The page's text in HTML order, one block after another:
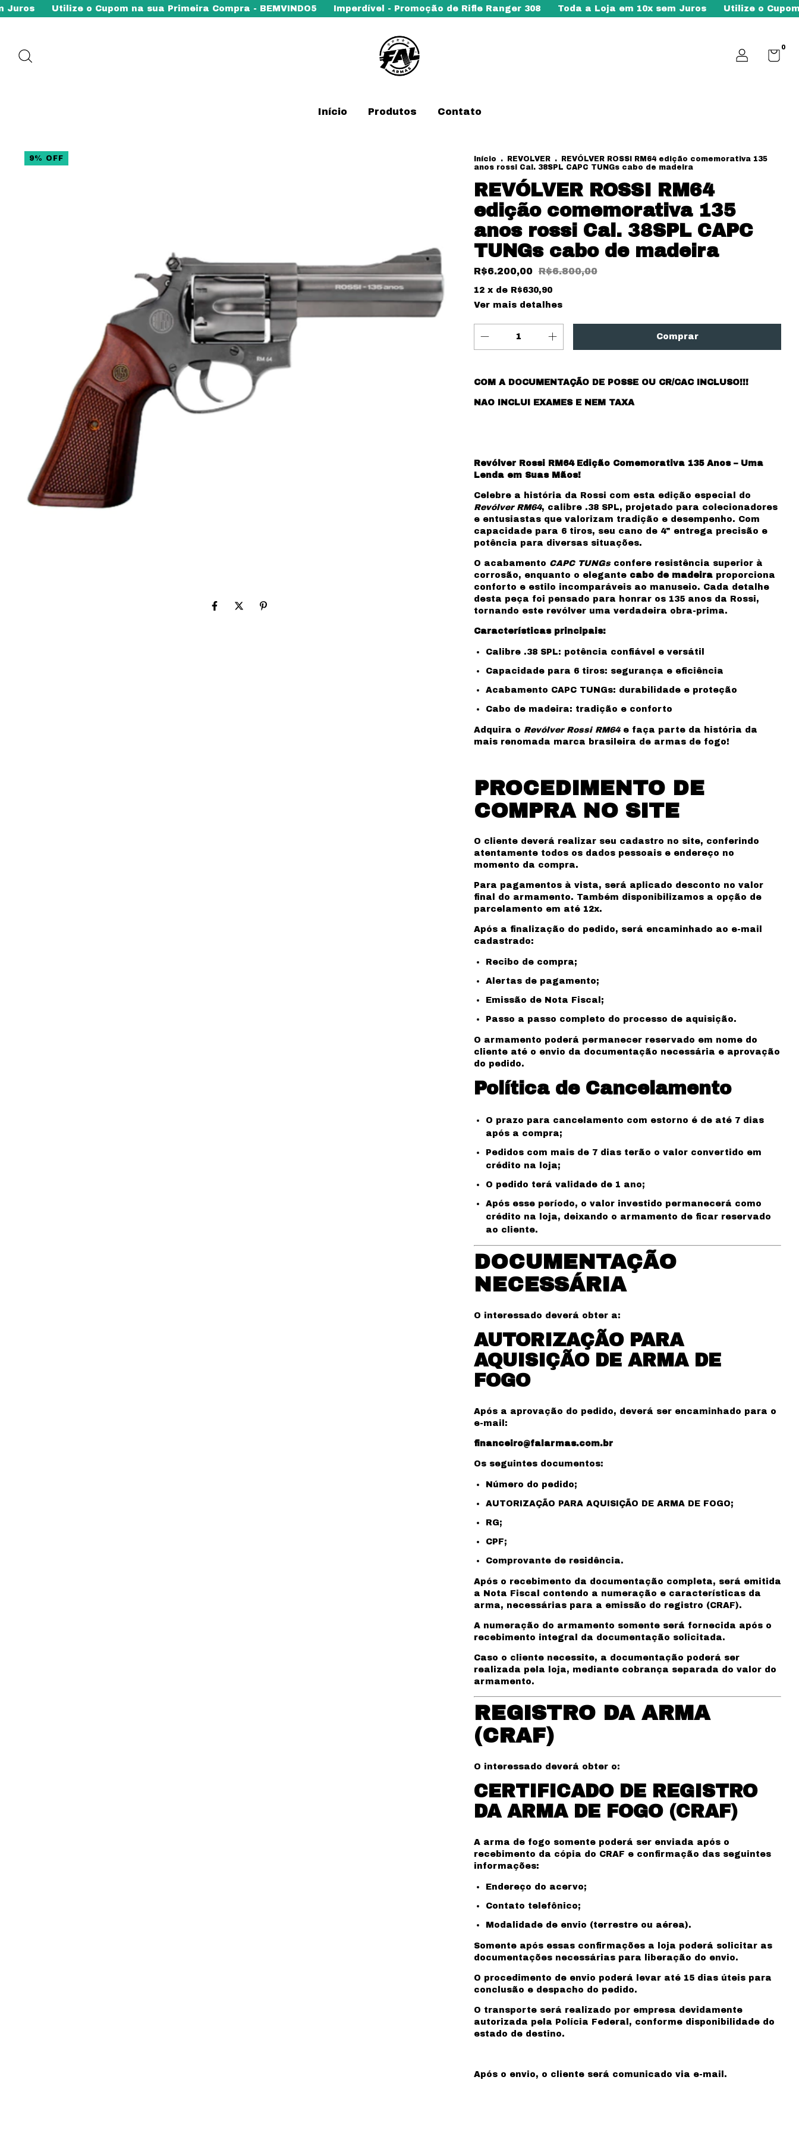
o Cupom na sua Primeira Compra - BEMVINDO5 Imperdível - Promoção de Rifle Ranger 308 Toda a Loja em 10x sem Juros Utilize o Cupom na sua
0
Início Produtos Contato
9% OFF Início . REVOLVER .
REVÓLVER ROSSI RM64 edição comemorativa 135
anos rossi Cal. 38SPL CAPC TUNGs cabo de madeira
REVÓLVER ROSSI RM64
edição comemorativa 135
anos rossi Cal. 38SPL CAPC
TUNGs cabo de madeira
R$6.200,00 R$6.800,00
12 x de R$630,90
Ver mais detalhes
COM A DOCUMENTAÇÃO DE POSSE OU CR/CAC INCLUSO!!!
NAO INCLUI EXAMES E NEM TAXA
Revólver Rossi RM64 Edição Comemorativa 135 Anos – Uma
Lenda em Suas Mãos!
Celebre a história da Rossi com esta edição especial do
Revólver RM64, calibre .38 SPL, projetado para colecionadores
e entusiastas que valorizam tradição e desempenho. Com
capacidade para 6 tiros, seu cano de 4" entrega precisão e
potência para diversas situações.
O acabamento CAPC TUNGsconfere resistência superior à
corrosão, enquanto o elegante cabo de madeiraproporciona
conforto e estilo incomparáveis ao manuseio. Cada detalhe
desta peça foi pensado para honrar os 135 anos da Rossi,
tornando este revólver uma verdadeira obra-prima.
Características principais:
Calibre .38 SPL: potência confiável e versátil
Capacidade para 6 tiros: segurança e eficiência
Acabamento CAPC TUNGs: durabilidade e proteção
Cabo de madeira: tradição e conforto
Adquira o Revólver Rossi RM64e faça parte da história da
mais renomada marca brasileira de armas de fogo!
PROCEDIMENTO DE
COMPRA NO SITE
O cliente deverá realizar seu cadastro no site, conferindo
atentamente todos os dados pessoais e endereço no
momento da compra.
Para pagamentos à vista, será aplicado desconto no valor
final do armamento. Também disponibilizamos a opção de
parcelamento em até 12x.
Após a finalização do pedido, será encaminhado ao e-mail
cadastrado:
Recibo de compra;
Alertas de pagamento;
Emissão de Nota Fiscal;
Passo a passo completo do processo de aquisição.
O armamento poderá permanecer reservado em nome do
cliente até o envio da documentação necessária e aprovação
do pedido.
Política de Cancelamento
O prazo para cancelamento com estorno é de até 7 dias
após a compra;
Pedidos com mais de 7 dias terão o valor convertido em
crédito na loja;
O pedido terá validade de 1 ano;
Após esse período, o valor investido permanecerá como
crédito na loja, deixando o armamento de ficar reservado
ao cliente.
DOCUMENTAÇÃO
NECESSÁRIA
O interessado deverá obter a:
AUTORIZAÇÃO PARA
AQUISIÇÃO DE ARMA DE
FOGO
Após a aprovação do pedido, deverá ser encaminhado para o
e-mail:
financeiro@falarmas.com.br
Os seguintes documentos:
Número do pedido;
AUTORIZAÇÃO PARA AQUISIÇÃO DE ARMA DE FOGO;
RG;
CPF;
Comprovante de residência.
Após o recebimento da documentação completa, será emitida
a Nota Fiscal contendo a numeração e características da
arma, necessárias para a emissão do registro (CRAF).
A numeração do armamento somente será fornecida após o
recebimento integral da documentação solicitada.
Caso o cliente necessite, a documentação poderá ser
realizada pela loja, mediante cobrança separada do valor do
armamento.
REGISTRO DA ARMA
(CRAF)
O interessado deverá obter o:
CERTIFICADO DE REGISTRO
DA ARMA DE FOGO (CRAF)
A arma de fogo somente poderá ser enviada após o
recebimento da cópia do CRAF e confirmação das seguintes
informações:
Endereço do acervo;
Contato telefônico;
Modalidade de envio (terrestre ou aérea).
Somente após essas confirmações a loja poderá solicitar as
documentações necessárias para liberação do envio.
O procedimento de envio poderá levar até 15 dias úteis para
conclusão e despacho do pedido.
O transporte será realizado por empresa devidamente
autorizada pela Polícia Federal, conforme disponibilidade do
estado de destino.
Após o envio, o cliente será comunicado via e-mail.